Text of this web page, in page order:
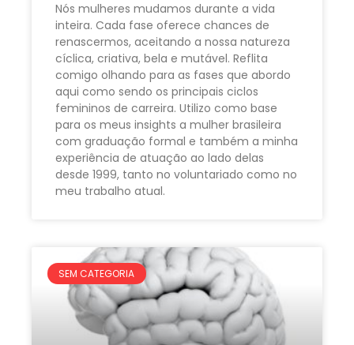
Nós mulheres mudamos durante a vida
inteira. Cada fase oferece chances de
renascermos, aceitando a nossa natureza
cíclica, criativa, bela e mutável. Reflita
comigo olhando para as fases que abordo
aqui como sendo os principais ciclos
femininos de carreira. Utilizo como base
para os meus insights a mulher brasileira
com graduação formal e também a minha
experiência de atuação ao lado delas
desde 1999, tanto no voluntariado como no
meu trabalho atual.
SEM CATEGORIA